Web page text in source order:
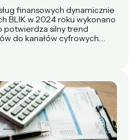
finansowych dynamicznie
BLIK w 2024 roku wykonano
potwierdza silny trend
do kanałów cyfrowych.…